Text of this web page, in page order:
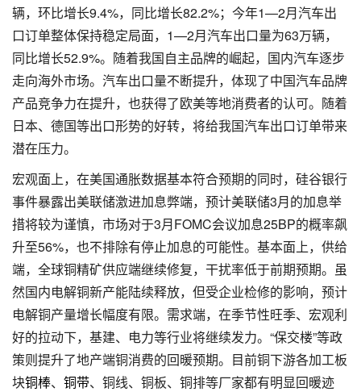
辆，环比增长9.4%，同比增长82.2%；今年1—2月汽车出
口订单整体保持稳定局面，1—2月汽车出口量为63万辆，
同比增长52.9%。随着我国自主品牌的崛起，国内汽车逐步
走向海外市场。汽车出口量不断提升，体现了中国汽车品牌
产品竞争力在提升，也获得了欧美等地消费者的认可。随着
日本、德国等出口形势的好转，将给我国汽车出口订单带来
潜在压力。
宏观面上，在美国通胀数据基本符合预期的同时，硅谷银行
事件暴露出美联储激进加息弊端，预计美联储3月的加息举
措将较为谨慎，市场对于3月FOMC会议加息25BP的概率飙
升至56%，也不排除有停止加息的可能性。基本面上，供给
端，全球铜精矿供应端继续修复，干扰率低于前期预期。虽
然国内电解铜新产能陆续释放，但受企业检修的影响，预计
电解铜产量增长幅度有限。需求端，在季节性旺季、宏观利
好的拉动下，基建、电力等行业将继续发力。“保交楼”等政
策则提升了地产端铜消费的回暖预期。目前铜下游各加工板
块铜棒、 铜带、铜线、铜板、铜排等厂家都有明显回暖迹